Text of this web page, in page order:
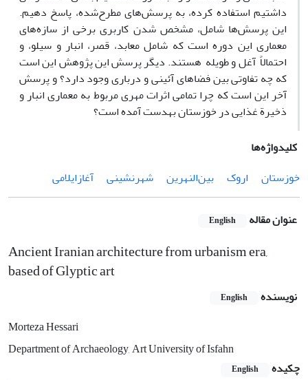
داشتیم استفاده کرده، به پرسش‌های مطرح‌شده، پاسخ دهیم.
این پرسش‌ها شامل، مشخص شدن کاربری برخی از سازه‌های
معماری این دوره است که شامل معابد، قصر، انبار و سیلو، و
احتمالاً آغل و طویله هستند. دیگر پرسش این پژوهش این است
که چه تفاوتی بین فضاهای آئینی و درباری وجود دارد؟ و پرسش
آخر این است که چرا تمامی اثرات ‌مهری مربوط به معماری انبار و
ذخیرة غذایی در خوزستان به‏دست آمده است؟
کلیدواژه‌ها
خوزستان
اروک بین‌النهرین شهرنشینی آغازایلامی
عنوان مقاله English
Ancient Iranian architecture from urbanism era,
based of Glyptic art
نویسنده English
Morteza Hessari
Department of Archaeology, Art University of Isfahn
چکیده
English